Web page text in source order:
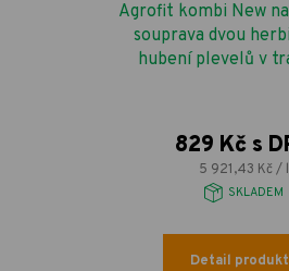
Agrofit kombi New
souprava dvou
hubení plevelů v
829 Kč s
5 921,43 Kč / l
SKLADEM
Detail